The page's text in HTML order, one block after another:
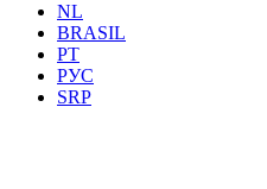
NL
BRASIL
PT
РУС
SRP